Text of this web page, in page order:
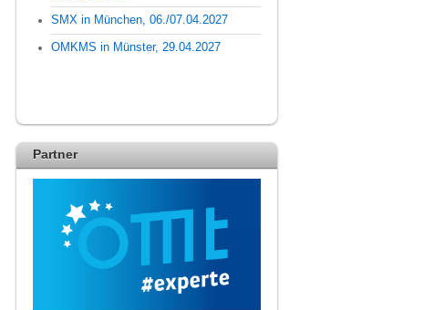
SMX in München, 06./07.04.2027
OMKMS in Münster, 29.04.2027
Partner